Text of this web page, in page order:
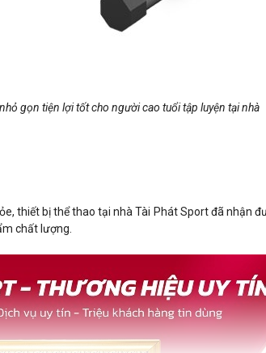
gọn tiện lợi tốt cho người cao tuổi tập luyện tại nhà
thiết bị thể thao tại nhà Tài Phát Sport đã nhận
chất lượng.